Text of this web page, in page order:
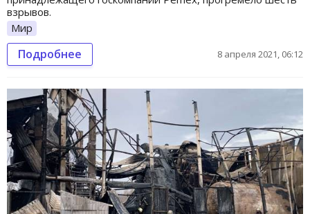
взрывов.
Мир
Подробнее 8 апреля 2021, 06:12